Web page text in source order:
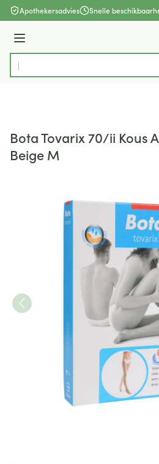
Ga naar de inhoud
Apothekersadvies Snelle
Menu
Product, merk, categorie...
Bota Tovarix 70/ii Kous
Beige M